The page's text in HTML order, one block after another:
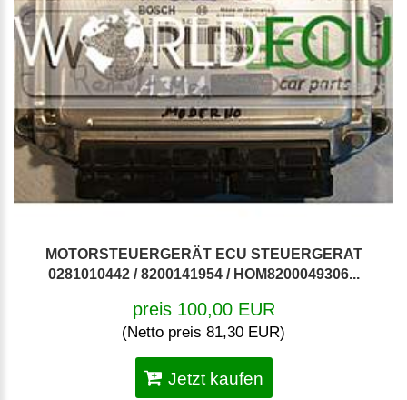
MOTORSTEUERGERÄT ECU STEUERGERAT
0281010442 / 8200141954 / HOM8200049306...
preis 100,00 EUR
(Netto preis 81,30 EUR)
Jetzt kaufen